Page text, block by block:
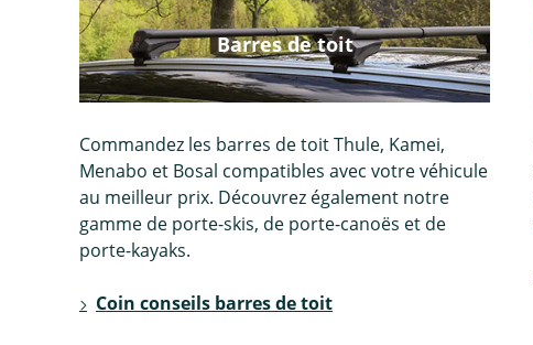
Barres de toit
Commandez les barres de toit Thule, Kamei,
Menabo et Bosal compatibles avec votre véhicule
au meilleur prix. Découvrez également notre
gamme de porte-skis, de porte-canoës et de
porte-kayaks.
Coin conseils barres de toit